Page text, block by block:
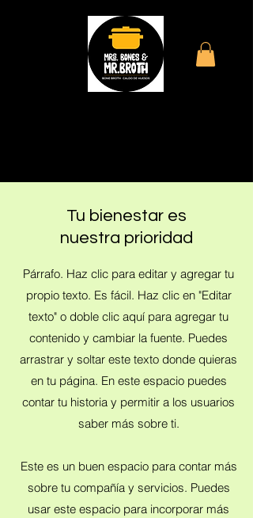
Tu bienestar es
nuestra prioridad
Párrafo. Haz clic para editar y agregar tu
propio texto. Es fácil. Haz clic en "Editar
texto" o doble clic aquí para agregar tu
contenido y cambiar la fuente. Puedes
arrastrar y soltar este texto donde quieras
en tu página. En este espacio puedes
contar tu historia y permitir a los usuarios
saber más sobre ti.
Este es un buen espacio para contar más
sobre tu compañía y servicios. Puedes
usar este espacio para incorporar más